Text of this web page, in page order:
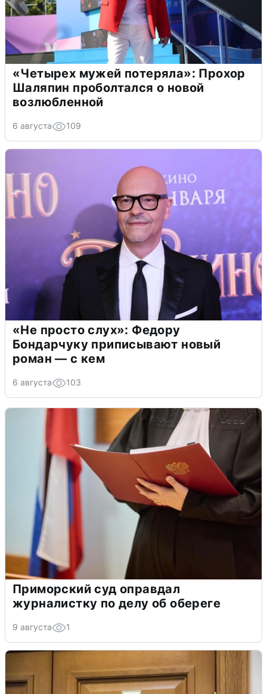
«Четырех мужей потеряла»: Прохор
Шаляпин проболтался о новой
возлюбленной
6 августа 109
«Не просто слух»: Федору
Бондарчуку приписывают новый
роман — с кем
6 августа 103
Приморский суд оправдал
журналистку по делу об обереге
9 августа 1